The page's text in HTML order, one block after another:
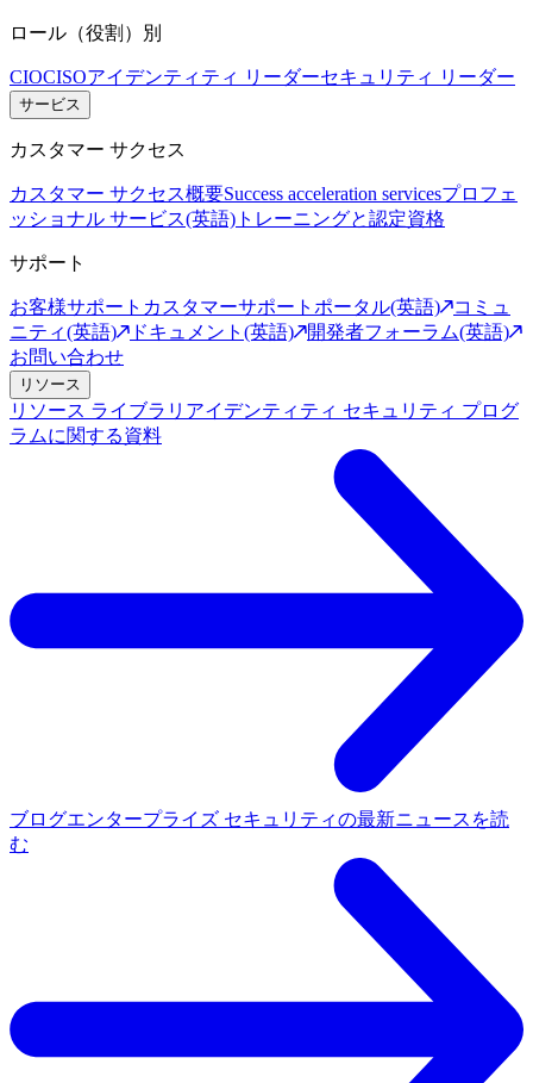
ロール（役割）別
CIOCISOアイデンティティ リーダーセキュリティ リーダー
サービス
カスタマー サクセス
カスタマー サクセス概要Success acceleration servicesプロフェ
ッショナル サービス(英語) トレーニングと認定資格
サポート
お客様サポート カスタマーサポートポータル(英語)
コミュ
ニティ(英語)
ドキュメント(英語)
開発者フォーラム(英語)
お問い合わせ
リソース
リソース ライブラリ アイデンティティ セキュリティ プログ
ラムに関する資料
ブログエンタープライズ セキュリティの最新ニュースを読
む